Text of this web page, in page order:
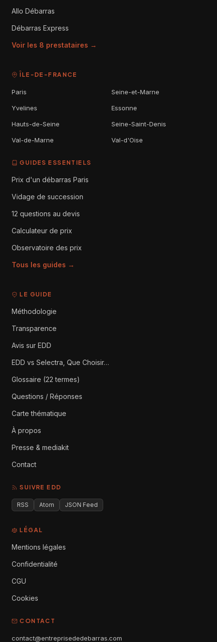
Allo Débarras
Débarras Express
Voir les 8 prestataires →
ÎLE-DE-FRANCE
Paris Seine-et-Marne
Yvelines Essonne
Hauts-de-Seine Seine-Saint-Denis
Val-de-Marne Val-d'Oise
GUIDES ESSENTIELS
Prix d'un débarras Paris
Vidage de succession
12 questions au devis
Calculateur de prix
Observatoire des prix
Tous les guides →
LE GUIDE
Méthodologie
Transparence
Avis sur EDD
EDD vs Selectra, Que Choisir…
Glossaire (22 termes)
Questions / Réponses
Carte thématique
À propos
Presse & mediakit
Contact
SUIVRE EDD
RSS Atom JSON Feed
LÉGAL
Mentions légales
Confidentialité
CGU
Cookies
CONTACT
contact@entreprisededebarras.com